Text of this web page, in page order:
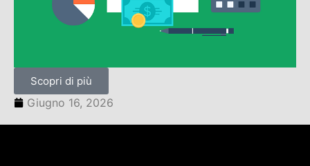
Scopri di più
Giugno 16, 2026